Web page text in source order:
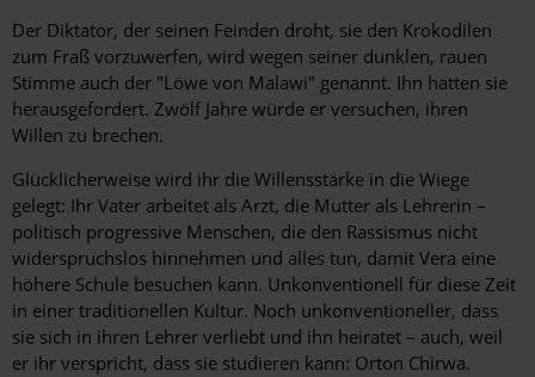
Der Diktator, der seinen Feinden droht, sie den Krokodilen
zum Fraß vorzuwerfen, wird wegen seiner dunklen, rauen
Stimme auch der "Löwe von Malawi" genannt. Ihn hatten sie
herausgefordert. Zwölf Jahre würde er versuchen, ihren
Willen zu brechen.
Glücklicherweise wird ihr die Willensstärke in die Wiege
gelegt: Ihr Vater arbeitet als Arzt, die Mutter als Lehrerin –
politisch progressive Menschen, die den Rassismus nicht
widerspruchslos hinnehmen und alles tun, damit Vera eine
höhere Schule besuchen kann. Unkonventionell für diese Zeit
in einer traditionellen Kultur. Noch unkonventioneller, dass
sie sich in ihren Lehrer verliebt und ihn heiratet – auch, weil
er ihr verspricht, dass sie studieren kann: Orton Chirwa.